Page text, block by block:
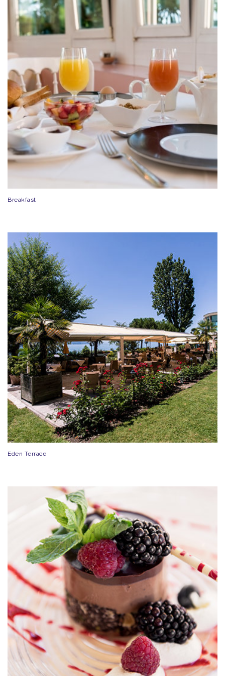
Breakfast
Eden Terrace